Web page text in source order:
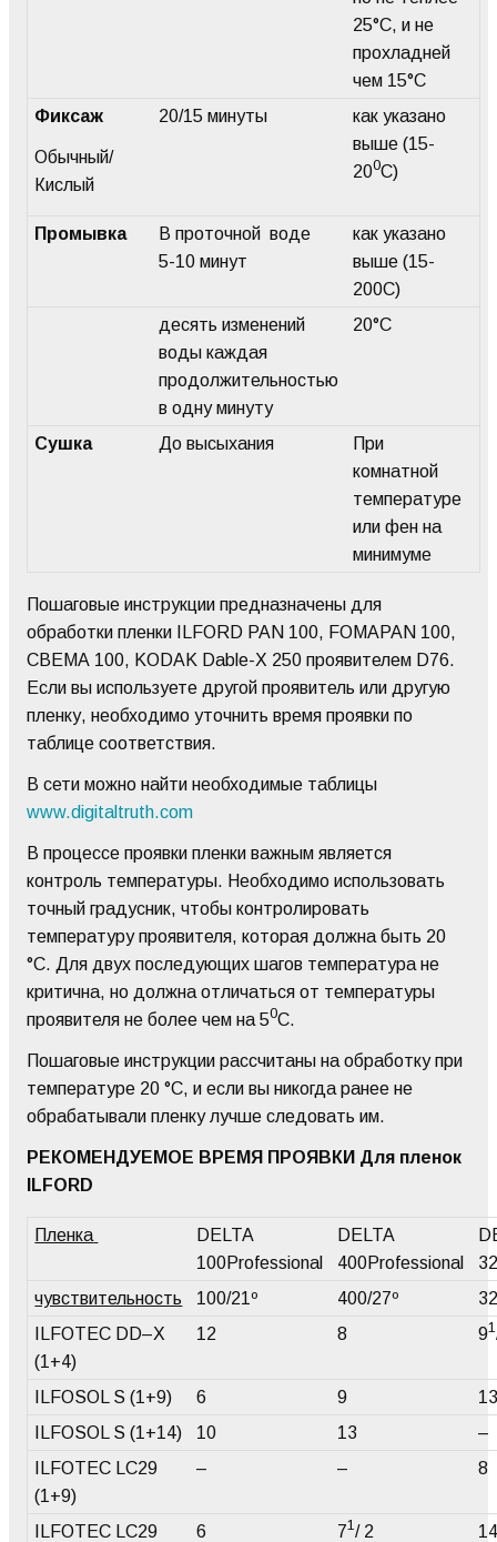
25°C, и не
прохладней
чем 15°C
Фиксаж
Обычный/
Кислый
20/15 минуты
как указано
выше (15-
200С)
Промывка
В проточной воде
5-10 минут
как указано
выше (15-
200С)
десять изменений
воды каждая
продолжительностью
в одну минуту
20°C
Сушка До высыхания
При
комнатной
температуре
или фен на
минимуме
Пошаговые инструкции предназначены для
обработки пленки ILFORD PAN 100, FOMAPAN 100,
СВЕМА 100, KODAK Dable-X 250 проявителем D76.
Если вы используете другой проявитель или другую
пленку, необходимо уточнить время проявки по
таблице соответствия.
В сети можно найти необходимые таблицы
www.digitaltruth.com
В процессе проявки пленки важным является
контроль температуры. Необходимо использовать
точный градусник, чтобы контролировать
температуру проявителя, которая должна быть 20
°C. Для двух последующих шагов температура не
критична, но должна отличаться от температуры
проявителя не более чем на 50C.
Пошаговые инструкции рассчитаны на обработку при
температуре 20 °C, и если вы никогда ранее не
обрабатывали пленку лучше следовать им.
РЕКОМЕНДУЕМОЕ ВРЕМЯ ПРОЯВКИ Для пленок
ILFORD
Пленка
DELTA
100Professional
DELTA
400Professional
чувствительность
100/21º 400/27º
ILFOTEC DD–X
(1+4)
12 8 91
ILFOSOL S (1+9) 6 9
ILFOSOL S (1+14)
10 13
–
ILFOTEC LC29
(1+9)
– – 8
ILFOTEC LC29
6 71 / 2